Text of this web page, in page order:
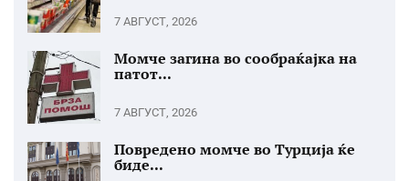
7 АВГУСТ, 2026
Момче загина во сообраќајка на
патот...
7 АВГУСТ, 2026
Повредено момче во Турција ќе
биде...